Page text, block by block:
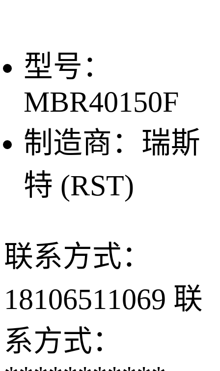
型号：
MBR40150F
制造商：瑞斯
特 (RST)
联系方式：
18106511069 联
系方式：